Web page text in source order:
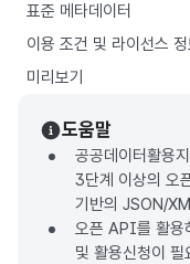
표준 메타데이터
이용 조건 및 라이선스 정
미리보기
도움말
공공데이터활용
3단계 이상의 오
기반의 JSON/
오픈 API를 활용
및 활용신청이